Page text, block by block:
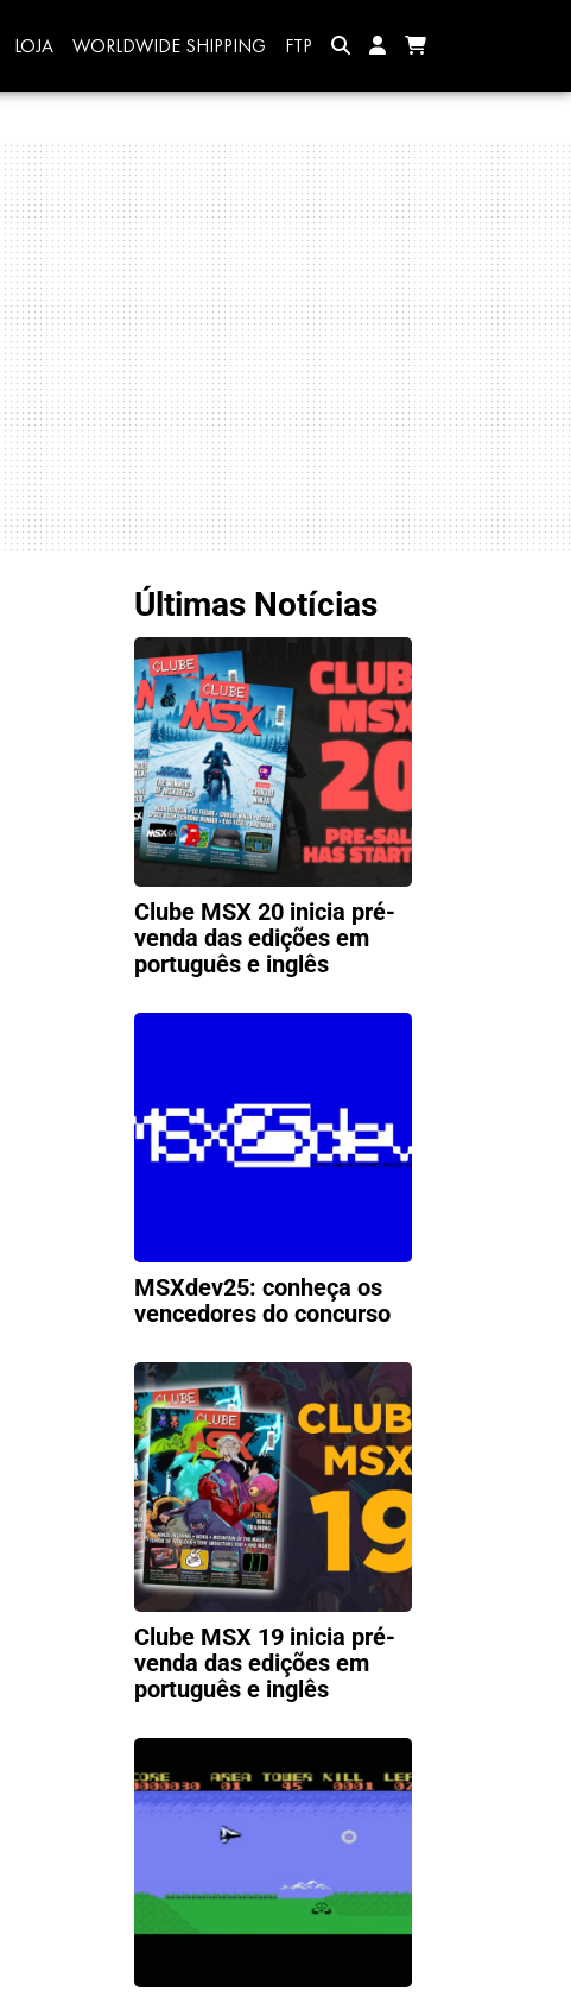
LOJA WORLDWIDE SHIPPING FTP
Últimas Notícias
Clube MSX 20 inicia pré-
venda das edições em
português e inglês
MSXdev25: conheça os
vencedores do concurso
Clube MSX 19 inicia pré-
venda das edições em
português e inglês